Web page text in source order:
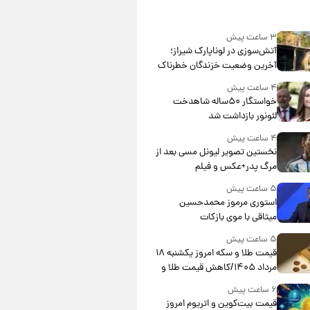
۳ ساعت پیش
آتش‌سوزی در لوناپارک شیراز؛
آخرین وضعیت خزندگان خطرناک
پس از حادثه
۴ ساعت پیش
خواستگار ۵۰ساله شاهدخت
لئونور بازداشت شد
۴ ساعت پیش
نخستین تصویر لیونل مسی بعد از
مرگ پدر+عکس و فیلم
۵ ساعت پیش
استوری مرموز محمدحسین
میثاقی با موی بازکات
۵ ساعت پیش
قیمت طلا و سکه امروز یکشنبه ۱۸
مرداد ۱۴۰۵/کاهش قیمت طلا و
سکه
۶ ساعت پیش
قیمت بیت‌کوین و اتریوم امروز